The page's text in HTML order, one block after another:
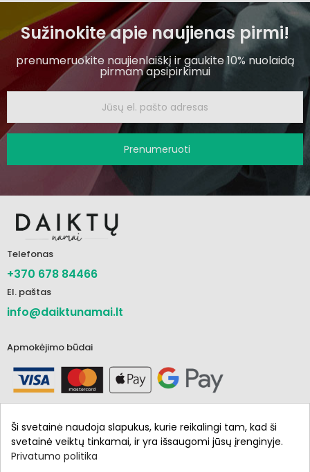
Sužinokite apie naujienas pirmi!
prenumeruokite naujienlaiškį ir gaukite 10% nuolaidą
pirmam apsipirkimui
Prenumeruoti
Telefonas
+370 678 84466
El. paštas
info@daiktunamai.lt
Apmokėjimo būdai
Informacija
Ši svetainė naudoja slapukus, kurie reikalingi tam, kad ši
svetainė veiktų tinkamai, ir yra išsaugomi jūsų įrenginyje.
Privatumo politika